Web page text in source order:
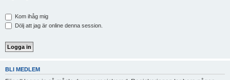
Kom ihåg mig
Dölj att jag är online denna session.
BLI MEDLEM